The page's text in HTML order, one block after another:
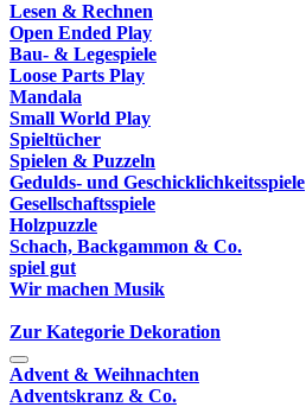
Lesen & Rechnen
Open Ended Play
Bau- & Legespiele
Loose Parts Play
Mandala
Small World Play
Spieltücher
Spielen & Puzzeln
Gedulds- und Geschicklichkeitsspiele
Gesellschaftsspiele
Holzpuzzle
Schach, Backgammon & Co.
spiel gut
Wir machen Musik
Zur Kategorie Dekoration
Advent & Weihnachten
Adventskranz & Co.